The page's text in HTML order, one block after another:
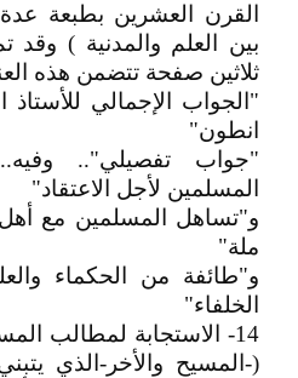
القرن العشرين بطبعة
بين العلم والمدنية )
ثلاثين صفحة تتضمن هذه
"الجواب الإجمالي
انطون"
"جواب تفصيلي"..
المسلمين لأجل الاعتقاد"
و"تساهل المسلمين مع
ملة"
و"طائفة من الحكماء
الخلفاء"
14- الاستجابة لمطالب
(-المسيح والأخر-الذي